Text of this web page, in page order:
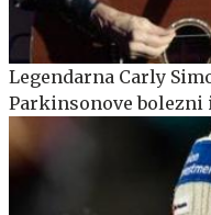
Legendarna Carly
Parkinsonove bolezni